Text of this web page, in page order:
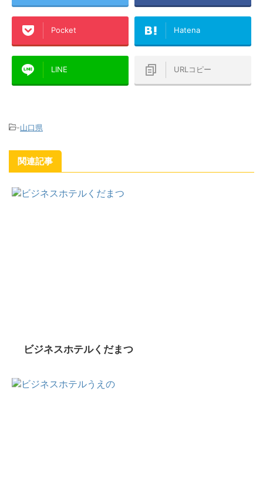
Pocket Hatena
LINE URLコピー
-山口県
関連記事
ビジネスホテルくだまつ